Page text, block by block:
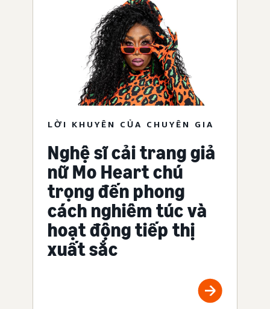
LỜI KHUYÊN CỦA CHUYÊN GIA
Nghệ sĩ cải trang giả
nữ Mo Heart chú
trọng đến phong
cách nghiêm túc và
hoạt động tiếp thị
xuất sắc